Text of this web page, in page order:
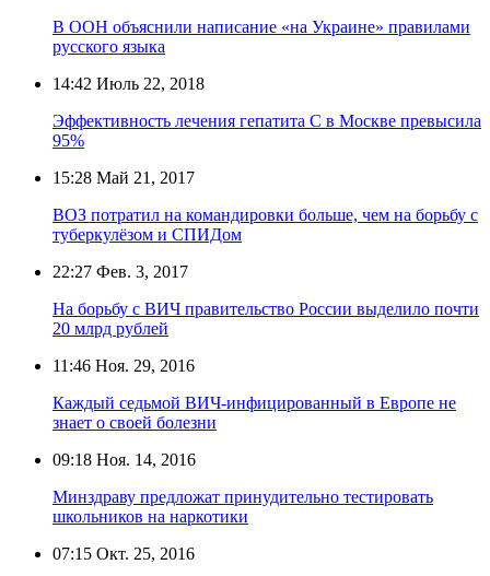
В ООН объяснили написание «на Украине» правилами
русского языка
14:42 Июль 22, 2018
Эффективность лечения гепатита С в Москве превысила
95%
15:28 Май 21, 2017
ВОЗ потратил на командировки больше, чем на борьбу с
туберкулёзом и СПИДом
22:27 Фев. 3, 2017
На борьбу с ВИЧ правительство России выделило почти
20 млрд рублей
11:46 Ноя. 29, 2016
Каждый седьмой ВИЧ-инфицированный в Европе не
знает о своей болезни
09:18 Ноя. 14, 2016
Минздраву предложат принудительно тестировать
школьников на наркотики
07:15 Окт. 25, 2016